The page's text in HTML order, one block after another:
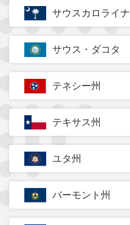
サウスカロライナ
サウス・ダコタ
テネシー州
テキサス州
ユタ州
バーモント州